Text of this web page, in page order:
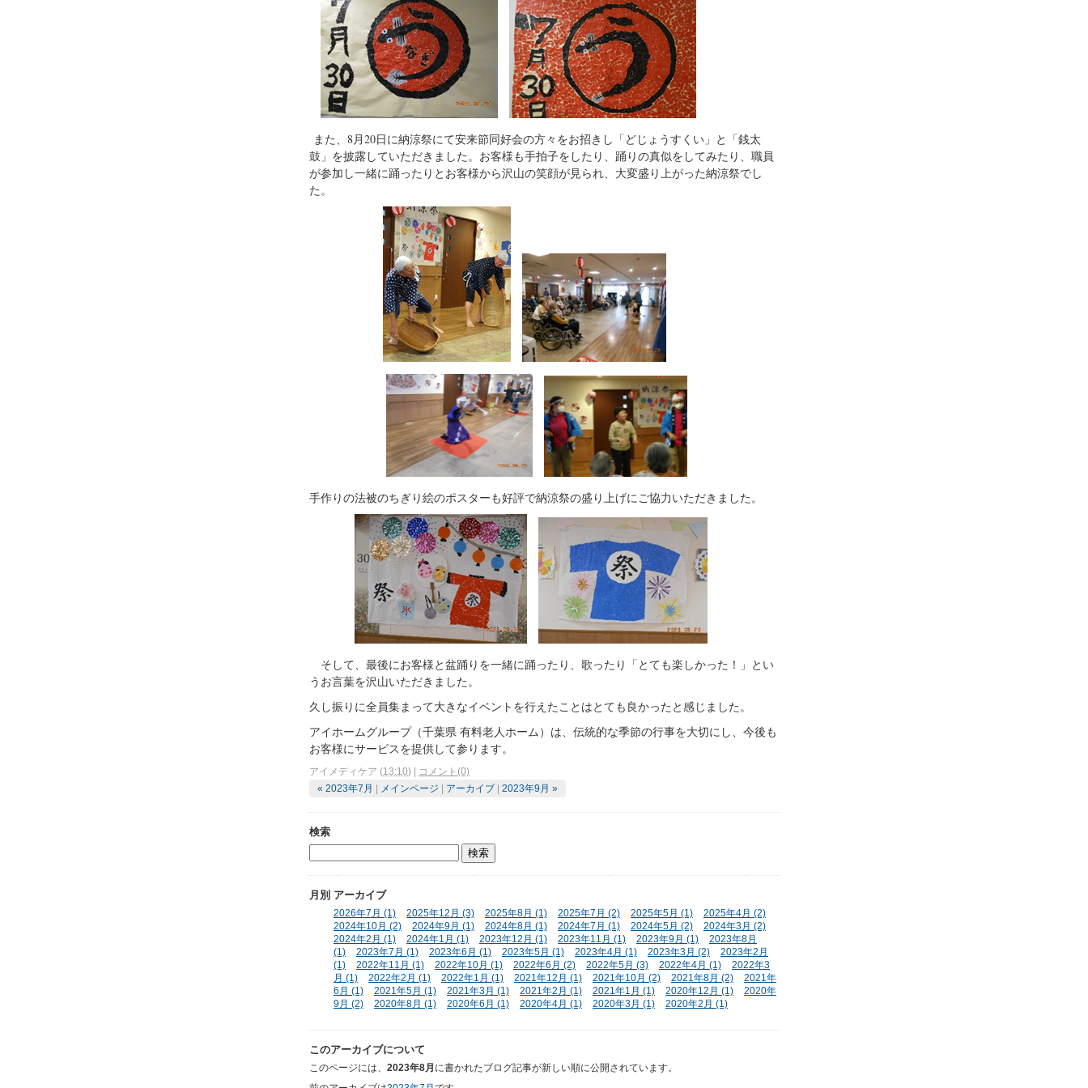
また、8月20日に納涼祭にて安来節同好会の方々をお招きし「どじょうすくい」と「銭太
鼓」を披露していただきました。お客様も手拍子をしたり、踊りの真似をしてみたり、職員
が参加し一緒に踊ったりとお客様から沢山の笑顔が見られ、大変盛り上がった納涼祭でし
た。
手作りの法被のちぎり絵のポスターも好評で納涼祭の盛り上げにご協力いただきました。
そして、最後にお客様と盆踊りを一緒に踊ったり、歌ったり「とても楽しかった！」とい
うお言葉を沢山いただきました。
久し振りに全員集まって大きなイベントを行えたことはとても良かったと感じました。
アイホームグループ（千葉県 有料老人ホーム）は、伝統的な季節の行事を大切にし、今後も
お客様にサービスを提供して参ります。
アイメディケア (13:10)
コメント(0)
« 2023年7月
メインページ アーカイブ 2023年9月 »
検索
月別 アーカイブ
2026年7月 (1) 2025年12月 (3) 2025年8月 (1) 2025年7月 (2) 2025年5月 (1)
2025年4月 (2)
2024年10月 (2)
2024年9月 (1) 2024年8月 (1) 2024年7月 (1) 2024年5月 (2)
2024年3月 (2)
2024年2月 (1)
2024年1月 (1) 2023年12月 (1) 2023年11月 (1) 2023年9月 (1)
2023年8月
(1)
2023年7月 (1) 2023年6月 (1) 2023年5月 (1) 2023年4月 (1) 2023年3月 (2)
2023年2月
(1)
2022年11月 (1) 2022年10月 (1) 2022年6月 (2) 2022年5月 (3) 2022年4月 (1)
2022年3
月 (1)
2022年2月 (1) 2022年1月 (1) 2021年12月 (1) 2021年10月 (2) 2021年8月 (2)
2021年
6月 (1)
2021年5月 (1) 2021年3月 (1) 2021年2月 (1) 2021年1月 (1) 2020年12月 (1)
2020年
9月 (2)
2020年8月 (1) 2020年6月 (1) 2020年4月 (1) 2020年3月 (1) 2020年2月 (1)
このアーカイブについて
このページには、 2023年8月 に書かれたブログ記事が新しい順に公開されています。